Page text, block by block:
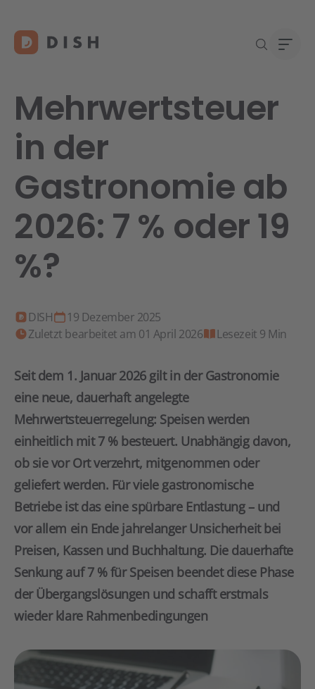
Neu
Mehrwertsteuer
in der
Gastronomie ab
2026: 7 % oder 19
%?
DISH
19 Dezember 2025
Zuletzt bearbeitet am 01 April 2026
Lesezeit 9 Min
Seit dem 1. Januar 2026 gilt in der Gastronomie
eine neue, dauerhaft angelegte
Mehrwertsteuerregelung: Speisen werden
einheitlich mit 7 % besteuert. Unabhängig davon,
ob sie vor Ort verzehrt, mitgenommen oder
geliefert werden. Für viele gastronomische
Betriebe ist das eine spürbare Entlastung – und
vor allem ein Ende jahrelanger Unsicherheit bei
Preisen, Kassen und Buchhaltung. Die dauerhafte
Senkung auf 7 % für Speisen beendet diese Phase
der Übergangslösungen und schafft erstmals
wieder klare Rahmenbedingungen